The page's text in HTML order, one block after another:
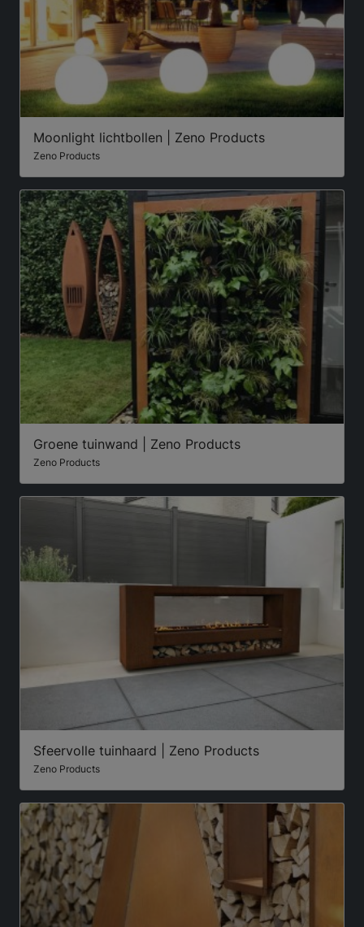
Moonlight lichtbollen | Zeno Products
Zeno Products
Groene tuinwand | Zeno Products
Zeno Products
Sfeervolle tuinhaard | Zeno Products
Zeno Products